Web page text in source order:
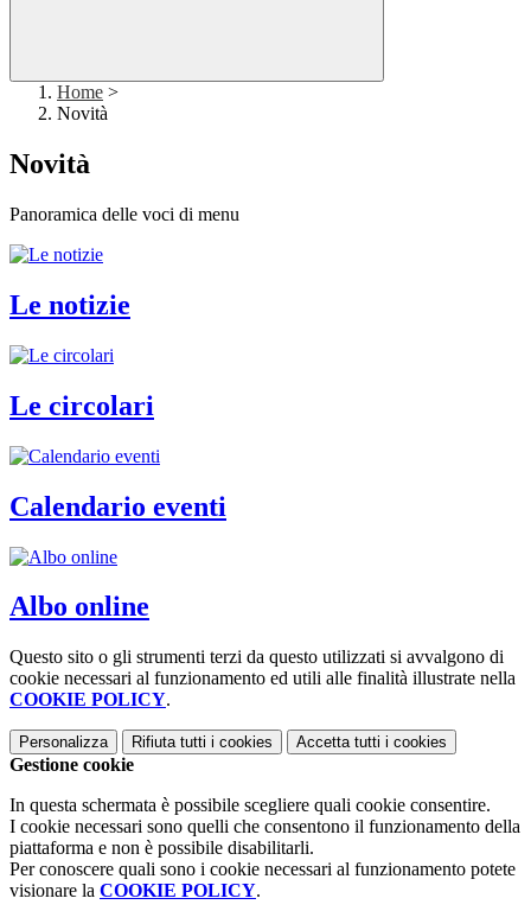
Home >
Novità
Novità
Panoramica delle voci di menu
Le notizie
Le circolari
Calendario eventi
Albo online
Questo sito o gli strumenti terzi da questo utilizzati si avvalgono di
cookie necessari al funzionamento ed utili alle finalità illustrate nella
COOKIE POLICY.
Personalizza Rifiuta tutti i cookies Accetta tutti i cookies
Gestione cookie
In questa schermata è possibile scegliere quali cookie consentire.
I cookie necessari sono quelli che consentono il funzionamento della
piattaforma e non è possibile disabilitarli.
Per conoscere quali sono i cookie necessari al funzionamento potete
visionare la COOKIE POLICY.